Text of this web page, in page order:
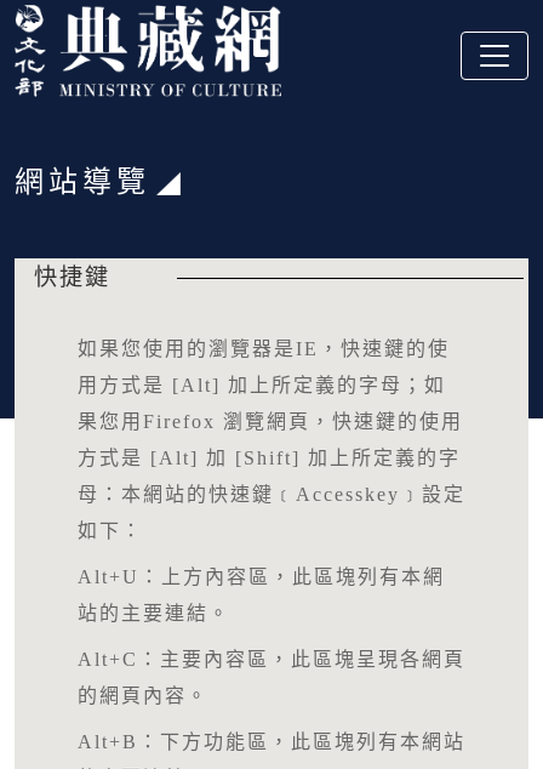
跳到主要內容
:::
:::
網站導覽
快捷鍵
如果您使用的瀏覽器是IE，快速鍵的使
用方式是 [Alt] 加上所定義的字母；如
果您用Firefox 瀏覽網頁，快速鍵的使用
方式是 [Alt] 加 [Shift] 加上所定義的字
母：本網站的快速鍵﹝Accesskey﹞設定
如下：
Alt+U：上方內容區，此區塊列有本網
站的主要連結。
Alt+C：主要內容區，此區塊呈現各網頁
的網頁內容。
Alt+B：下方功能區，此區塊列有本網站